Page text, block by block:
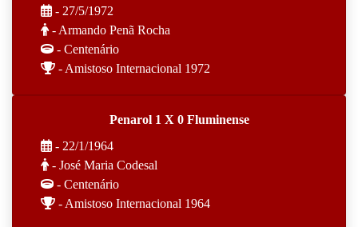
- 27/5/1972
- Armando Penã Rocha
- Centenário
- Amistoso Internacional 1972
Penarol 1 X 0 Fluminense
- 22/1/1964
- José Maria Codesal
- Centenário
- Amistoso Internacional 1964